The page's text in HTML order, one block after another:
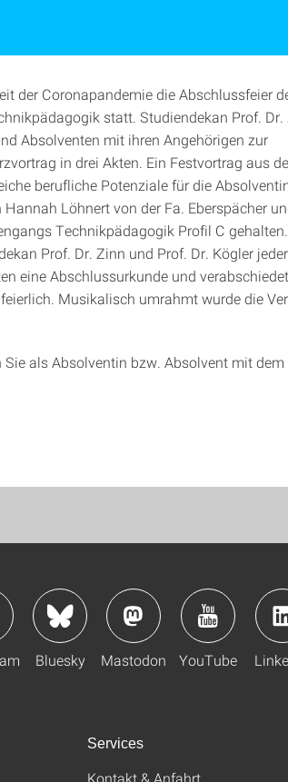
der Coronapandemie die Abschlussfeier
statt. Studiendekan Prof. Dr.
Absolventen mit ihren Angehörigen zur
in drei Akten. Ein Festvortrag aus
berufliche Potenziale für die
Löhnert von der Fa. Eberspächer
Technikpädagogik Profil C gehalten.
Prof. Dr. Zinn und Prof. Dr. Kögler jeder
eine Abschlussurkunde und
Musikalisch umrahmt wurde die
Sie als Absolventin bzw. Absolvent mit dem
Bluesky Mastodon YouTube
Services
Kontakt & Anfahrt